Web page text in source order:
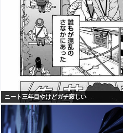
ニート三年目やけどガチ寂しい